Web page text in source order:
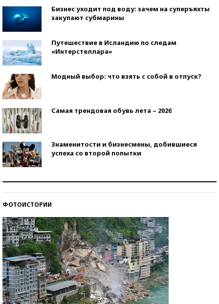
Бизнес уходит под воду: зачем на суперъяхты
закупают субмарины
Путешествие в Исландию по следам
«Интерстеллара»
Модный выбор: что взять с собой в отпуск?
Самая трендовая обувь лета – 2026
Знаменитости и бизнесмены, добившиеся
успеха со второй попытки
ФОТОИСТОРИИ